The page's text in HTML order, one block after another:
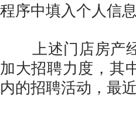
程序中填入个人信
上述门店房产经
加大招聘力度，其
内的招聘活动，最